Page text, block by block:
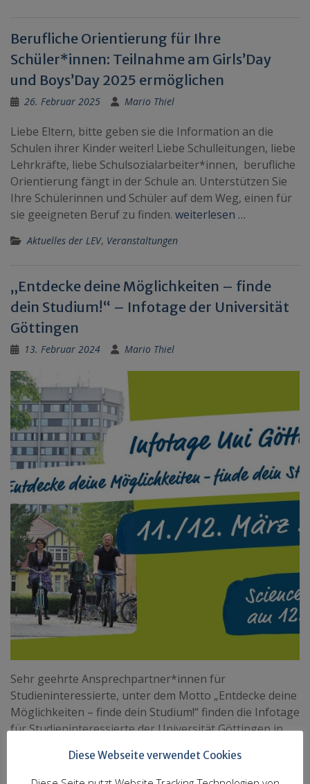
Berufliche Orientierung für Ihre
Schüler*innen: Teilnahme am Girls’Day
und Boys’Day 2025 ermöglichen
26. Februar 2025 Mario Thiel
Liebe Eltern, bitte geben sie die Information an die
Schulen ihrer Kinder weiter! Liebe Schulleitungen, liebe
Lehrkräfte, liebe Schulsozialarbeiter*innen, berufliche
Orientierung fängt in der Schule an. Unterstützen Sie
Ihre Schülerinnen und Schüler auf dem Weg, einen für
sie geeigneten Beruf zu finden. weiterlesen …
Aktuelles der LEV, Veranstaltungen
„Entdecke deine Möglichkeiten – finde
dein Studium!“ – Infotage der Universität
Göttingen
13. Februar 2024 Mario Thiel
Sehr geehrte Ansprechpartner*innen für
Studieninteressierte, unter dem Motto „Entdecke deine
Möglichkeiten – finde dein Studium!“ finden die Infotage
für Studieninteressierte der Universität Göttingen in
Hörsaalgebäude (ZHG) statt. Die Infotage richten sich
weiterlesen …
Diese Webseite verwendet Cookies